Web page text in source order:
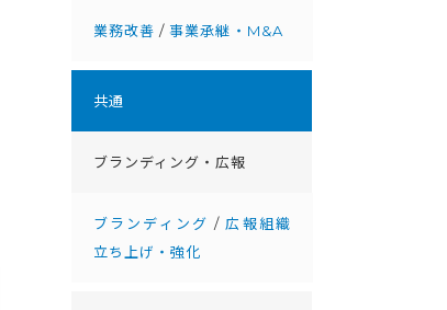
業務改善 /事業承継・M&A
共通
ブランディング・広報
ブランディング /広報組織
立ち上げ・強化